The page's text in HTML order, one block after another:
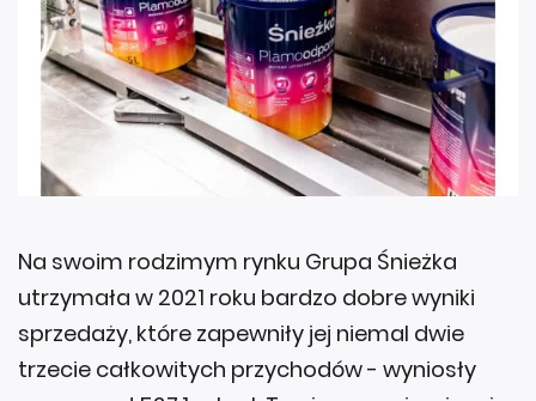
Na swoim rodzimym rynku Grupa Śnieżka
utrzymała w 2021 roku bardzo dobre wyniki
sprzedaży, które zapewniły jej niemal dwie
trzecie całkowitych przychodów - wyniosły